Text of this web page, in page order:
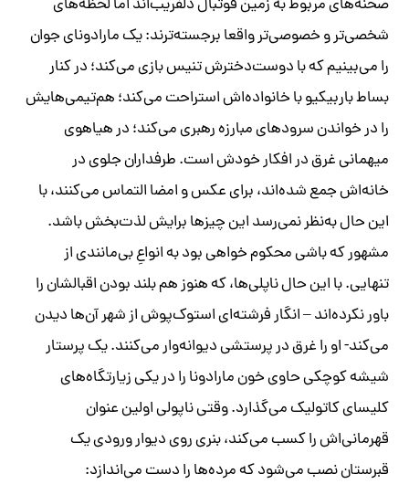
صحنه‌های مربوط به زمین فوتبال دلفریب‌اند اما لحظه‌های
شخصی‌تر و خصوصی‌تر واقعا برجسته‌ترند: یک مارادونای جوان
را می‌بینیم که با دوست‌دخترش تنیس بازی می‌کند؛ در کنار
بساط باربیکیو با خانواده‌اش استراحت می‌کند؛ هم‌تیمی‌هایش
را در خواندن سرودهای مبارزه رهبری می‌کند؛ در هیاهوی
میهمانی غرق در افکار خودش است. طرفداران جلوی در
خانه‌اش جمع شده‌اند، برای عکس و امضا التماس می‌کنند، با
این حال به‌نظر نمی‌رسد این چیزها برایش لذت‌بخش باشد.
مشهور که باشی محکوم خواهی بود به انواعِ بی‌مانندی از
تنهایی. با این حال ناپلی‌ها، که هنوز هم بلند بودن اقبالشان را
باور نکرده‌اند – انگار فرشته‌ای استوک‌پوش از شهر آن‌ها دیدن
می‌کند- او را غرق در پرستشی دیوانه‌وار می‌کنند. یک پرستار
شیشه کوچکی حاوی خون مارادونا را در یکی زیارتگاه‌های
کلیسای کاتولیک می‌گذارد. وقتی ناپولی اولین عنوان
قهرمانی‌اش را کسب می‌کند، بنری روی دیوار ورودی یک
قبرستان نصب می‌شود که مرده‌ها را دست می‌اندازد: